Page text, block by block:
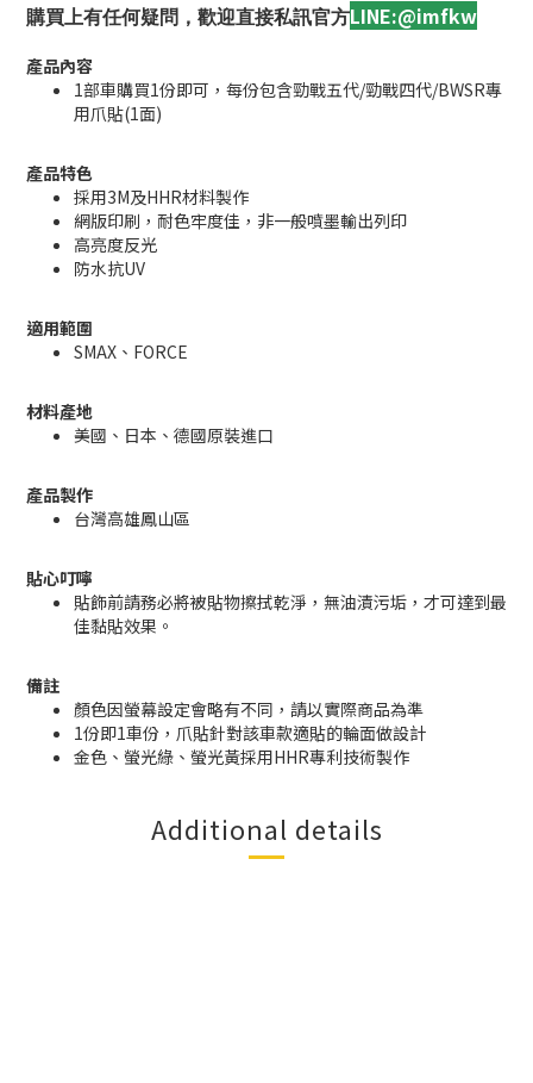
購買上有任何疑問，歡迎直接私訊官方LINE:@imfkw
產品內容
1部車購買1份即可，每份包含勁戰五代/勁戰四代/BWSR專
用爪貼(1面)
產品特色
採用3M及HHR材料製作
網版印刷，耐色牢度佳，非一般噴墨輸出列印
高亮度反光
防水抗UV
適用範圍
SMAX、FORCE
材料產地
美國、日本、德國原裝進口
產品製作
台灣高雄鳳山區
貼心叮嚀
貼飾前請務必將被貼物擦拭乾淨，無油漬污垢，才可達到最
佳黏貼效果。
備註
顏色因螢幕設定會略有不同，請以實際商品為準
1份即1車份，爪貼針對該車款適貼的輪面做設計
金色、螢光綠、螢光黃採用HHR專利技術製作
Additional details